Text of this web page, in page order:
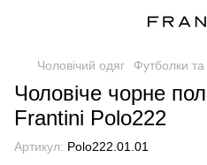
Чоловічий одяг Футболки
Чоловіче чорне
Frantini Polo222
Артикул: Polo222.01.01